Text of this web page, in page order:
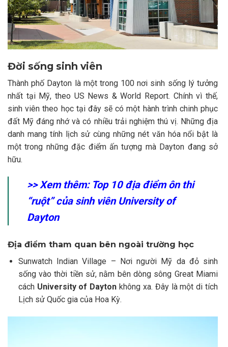
Đời sống sinh viên
Thành phố Dayton là một trong 100 nơi sinh sống lý tưởng
nhất tại Mỹ, theo US News & World Report. Chính vì thế,
sinh viên theo học tại đây sẽ có một hành trình chinh phục
đất Mỹ đáng nhớ và có nhiều trải nghiệm thú vị. Những địa
danh mang tính lịch sử cùng những nét văn hóa nổi bật là
một trong những đặc điểm ấn tượng mà Dayton đang sở
hữu.
>> Xem thêm: Top 10 địa điểm ôn thi
“ruột” của sinh viên University of
Dayton
Địa điểm tham quan bên ngoài trường học
Sunwatch Indian Village – Nơi người Mỹ da đỏ sinh
sống vào thời tiền sử, nằm bên dòng sông Great Miami
cách University of Dayton không xa. Đây là một di tích
Lịch sử Quốc gia của Hoa Kỳ.